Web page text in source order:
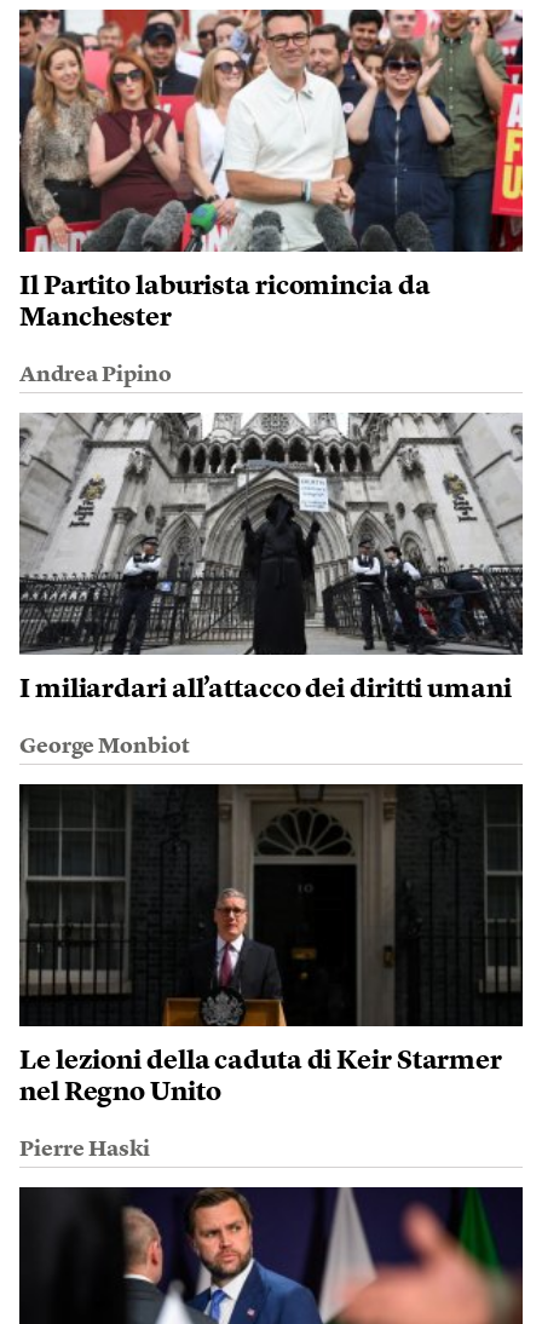
Il Partito laburista ricomincia da
Manchester
Andrea Pipino
I miliardari all’attacco dei diritti umani
George Monbiot
Le lezioni della caduta di Keir Starmer
nel Regno Unito
Pierre Haski